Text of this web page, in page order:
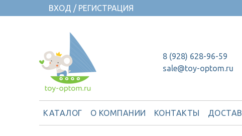
ВХОД / РЕГИСТРАЦИЯ
8 (928) 628-96-59
sale@toy-optom.ru
КАТАЛОГ О КОМПАНИИ КОНТАКТЫ